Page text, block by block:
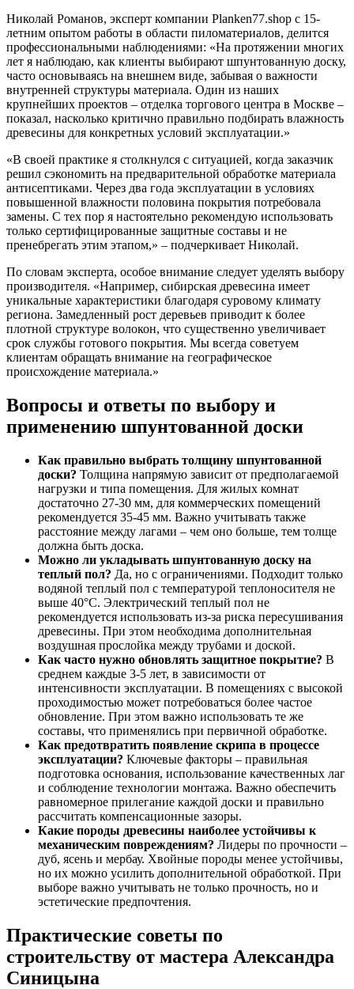
Николай Романов, эксперт компании Planken77.shop с 15-
летним опытом работы в области пиломатериалов, делится
профессиональными наблюдениями: «На протяжении многих
лет я наблюдаю, как клиенты выбирают шпунтованную доску,
часто основываясь на внешнем виде, забывая о важности
внутренней структуры материала. Один из наших
крупнейших проектов – отделка торгового центра в Москве –
показал, насколько критично правильно подбирать влажность
древесины для конкретных условий эксплуатации.»
«В своей практике я столкнулся с ситуацией, когда заказчик
решил сэкономить на предварительной обработке материала
антисептиками. Через два года эксплуатации в условиях
повышенной влажности половина покрытия потребовала
замены. С тех пор я настоятельно рекомендую использовать
только сертифицированные защитные составы и не
пренебрегать этим этапом,» – подчеркивает Николай.
По словам эксперта, особое внимание следует уделять выбору
производителя. «Например, сибирская древесина имеет
уникальные характеристики благодаря суровому климату
региона. Замедленный рост деревьев приводит к более
плотной структуре волокон, что существенно увеличивает
срок службы готового покрытия. Мы всегда советуем
клиентам обращать внимание на географическое
происхождение материала.»
Вопросы и ответы по выбору и
применению шпунтованной доски
Как правильно выбрать толщину шпунтованной
доски? Толщина напрямую зависит от предполагаемой
нагрузки и типа помещения. Для жилых комнат
достаточно 27-30 мм, для коммерческих помещений
рекомендуется 35-45 мм. Важно учитывать также
расстояние между лагами – чем оно больше, тем толще
должна быть доска.
Можно ли укладывать шпунтованную доску на
теплый пол? Да, но с ограничениями. Подходит только
водяной теплый пол с температурой теплоносителя не
выше 40°C. Электрический теплый пол не
рекомендуется использовать из-за риска пересушивания
древесины. При этом необходима дополнительная
воздушная прослойка между трубами и доской.
Как часто нужно обновлять защитное покрытие? В
среднем каждые 3-5 лет, в зависимости от
интенсивности эксплуатации. В помещениях с высокой
проходимостью может потребоваться более частое
обновление. При этом важно использовать те же
составы, что применялись при первичной обработке.
Как предотвратить появление скрипа в процессе
эксплуатации? Ключевые факторы – правильная
подготовка основания, использование качественных лаг
и соблюдение технологии монтажа. Важно обеспечить
равномерное прилегание каждой доски и правильно
рассчитать компенсационные зазоры.
Какие породы древесины наиболее устойчивы к
механическим повреждениям? Лидеры по прочности –
дуб, ясень и мербау. Хвойные породы менее устойчивы,
но их можно усилить дополнительной обработкой. При
выборе важно учитывать не только прочность, но и
эстетические предпочтения.
Практические советы по
строительству от мастера Александра
Синицына